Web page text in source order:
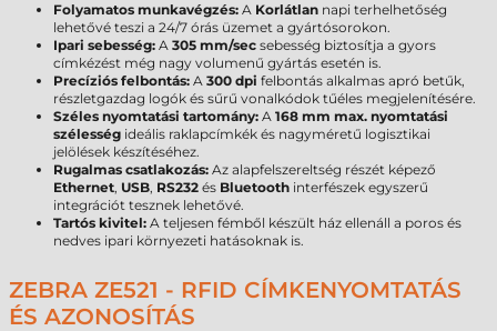
Folyamatos munkavégzés: A Korlátlan napi terhelhetőség
lehetővé teszi a 24/7 órás üzemet a gyártósorokon.
Ipari sebesség: A 305 mm/sec sebesség biztosítja a gyors
címkézést még nagy volumenű gyártás esetén is.
Precíziós felbontás: A 300 dpi felbontás alkalmas apró betűk,
részletgazdag logók és sűrű vonalkódok tűéles megjelenítésére.
Széles nyomtatási tartomány: A 168 mm max. nyomtatási
szélesség ideális raklapcímkék és nagyméretű logisztikai
jelölések készítéséhez.
Rugalmas csatlakozás: Az alapfelszereltség részét képező
Ethernet, USB, RS232 és Bluetooth interfészek egyszerű
integrációt tesznek lehetővé.
Tartós kivitel: A teljesen fémből készült ház ellenáll a poros és
nedves ipari környezeti hatásoknak is.
ZEBRA ZE521 - RFID CÍMKENYOMTATÁS
ÉS AZONOSÍTÁS